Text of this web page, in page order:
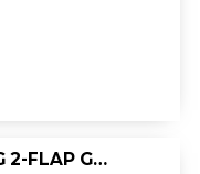
VOUWMAP A4 FOREVER 280G 2-FLAP GR/PK50